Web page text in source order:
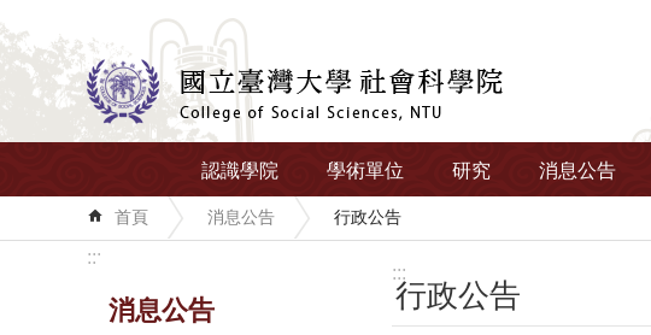
跳到主要內容區塊
認識學院 學術單位 研究 消息公告
首頁 消息公告 行政公告
:::
消息公告
:::
行政公告